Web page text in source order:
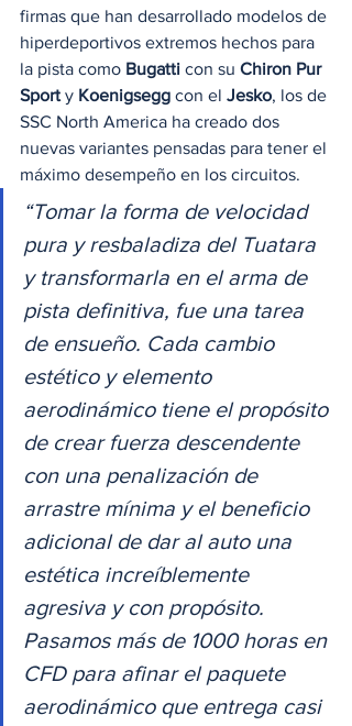
firmas que han desarrollado modelos de
hiperdeportivos extremos hechos para
la pista como Bugatti con su Chiron Pur
Sport y Koenigsegg con el Jesko, los de
SSC North America ha creado dos
nuevas variantes pensadas para tener el
máximo desempeño en los circuitos.
“Tomar la forma de velocidad
pura y resbaladiza del Tuatara
y transformarla en el arma de
pista definitiva, fue una tarea
de ensueño. Cada cambio
estético y elemento
aerodinámico tiene el propósito
de crear fuerza descendente
con una penalización de
arrastre mínima y el beneficio
adicional de dar al auto una
estética increíblemente
agresiva y con propósito.
Pasamos más de 1000 horas en
CFD para afinar el paquete
aerodinámico que entrega casi